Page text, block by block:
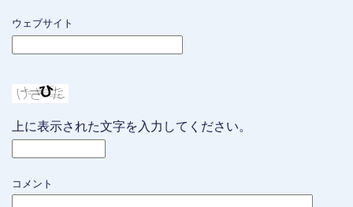
ウェブサイト
上に表示された文字を入力してください。
コメント